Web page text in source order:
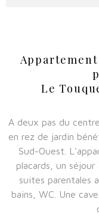
Le
A deux pas du
en rez de jardin
Sud-Ouest.
placards, un
suites parentales
bains, WC. Une